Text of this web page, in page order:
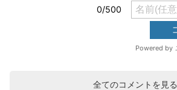
全てのコメントを見る